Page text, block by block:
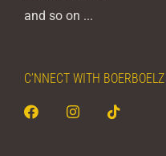
and so on ...
C’NNECT WITH BOERBOELZ